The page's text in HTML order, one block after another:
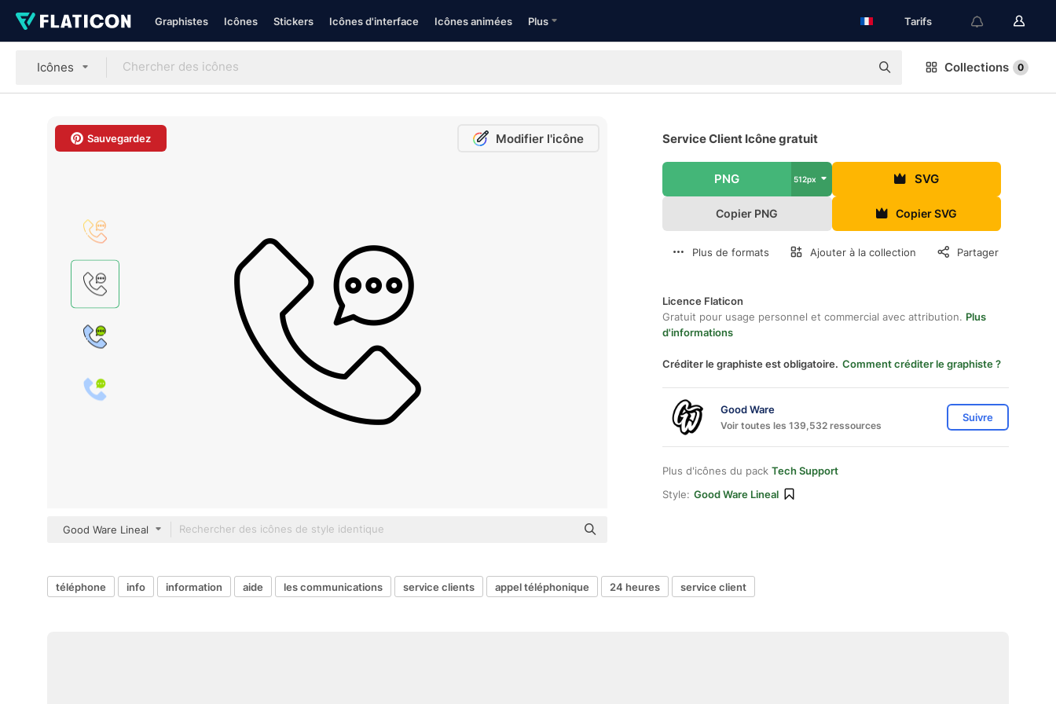
Graphistes Icônes Stickers Icônes d'interface Icônes animées Plus Tarifs
Icônes Collections 0
Sauvegardez Modifier l'icône
Good Ware Lineal
Service Client Icône gratuit
PNG 512px SVG
Copier PNG Copier SVG
Plus de formats Ajouter à la collection Partager
Licence Flaticon
Gratuit pour usage personnel et commercial avec attribution. Plus
d'informations
Créditer le graphiste est obligatoire. Comment créditer le graphiste ?
Good Ware
Voir toutes les 139,532 ressources
Suivre
Plus d'icônes du pack Tech Support
Style: Good Ware Lineal
téléphone info information aide les communications service clients appel téléphonique 24 heures service client